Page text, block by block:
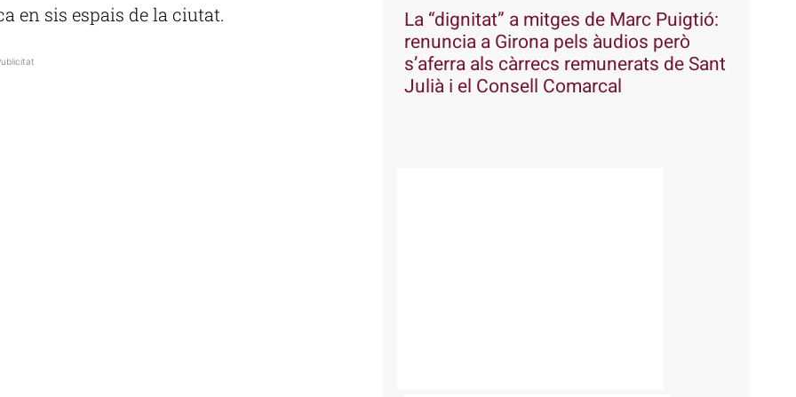
en sis espais de la ciutat.
La “dignitat” a mitges de Marc Puigtió:
renuncia a Girona pels àudios però
s’aferra als càrrecs remunerats de Sant
Julià i el Consell Comarcal